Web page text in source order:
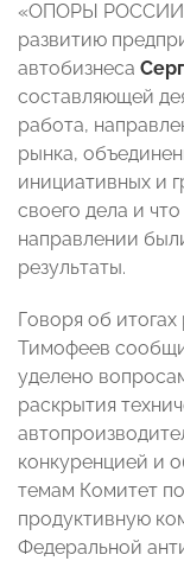
«ОПОРЫ
развитию
автобизнеса
составляющей
работа,
рынка,
инициативных и
своего дела и
направлении
результаты.
Говоря об
Тимофеев
уделено
раскрытия
конкуренцией и
темам Комитет
продуктивную
Федеральной